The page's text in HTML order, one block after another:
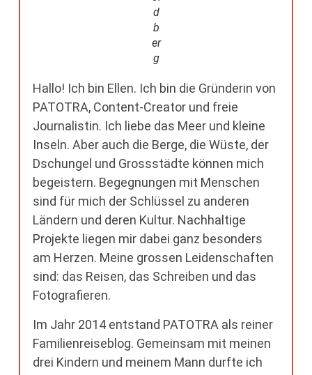
d
b
er
g
Hallo! Ich bin Ellen. Ich bin die Gründerin von
PATOTRA, Content-Creator und freie
Journalistin. Ich liebe das Meer und kleine
Inseln. Aber auch die Berge, die Wüste, der
Dschungel und Grossstädte können mich
begeistern. Begegnungen mit Menschen
sind für mich der Schlüssel zu anderen
Ländern und deren Kultur. Nachhaltige
Projekte liegen mir dabei ganz besonders
am Herzen. Meine grossen Leidenschaften
sind: das Reisen, das Schreiben und das
Fotografieren.
Im Jahr 2014 entstand PATOTRA als reiner
Familienreiseblog. Gemeinsam mit meinen
drei Kindern und meinem Mann durfte ich